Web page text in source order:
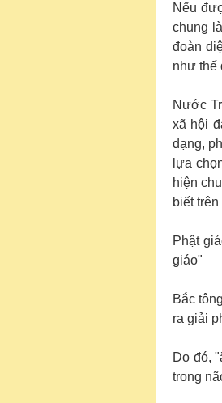
Nếu
chung
đoàn
như thế
Nước
xã hội
dạng,
lựa
hiện
biết
Phật
giáo"
Bắc
ra giải
Do đó,
trong